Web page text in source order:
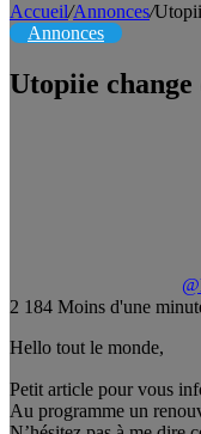
Accueil/Annonces/
Annonces
Utopiie change
2 184 Moins d'une
Hello tout le monde,
Petit article pour vous
Au programme un